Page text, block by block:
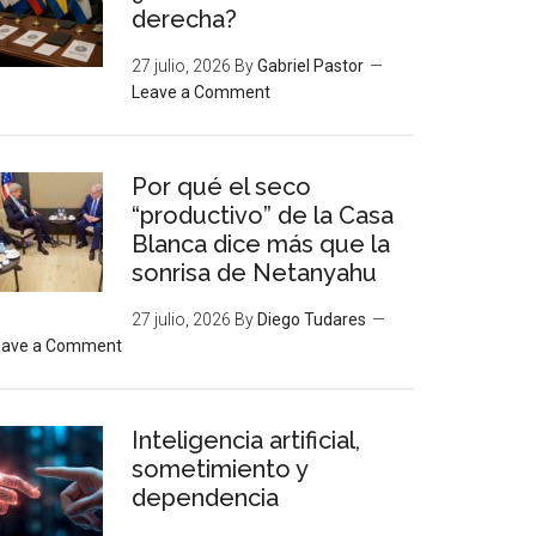
derecha?
27 julio, 2026 ByGabriel Pastor
Leave a Comment
Por qué el seco
“productivo” de la Casa
Blanca dice más que la
sonrisa de Netanyahu
27 julio, 2026 By Diego Tudares
a Comment
Inteligencia artificial,
sometimiento y
dependencia